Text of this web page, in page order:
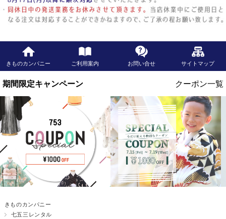
きものカンパニー ご利用案内 お問い合せ サイトマップ
きものカンパニー
七五三レンタル